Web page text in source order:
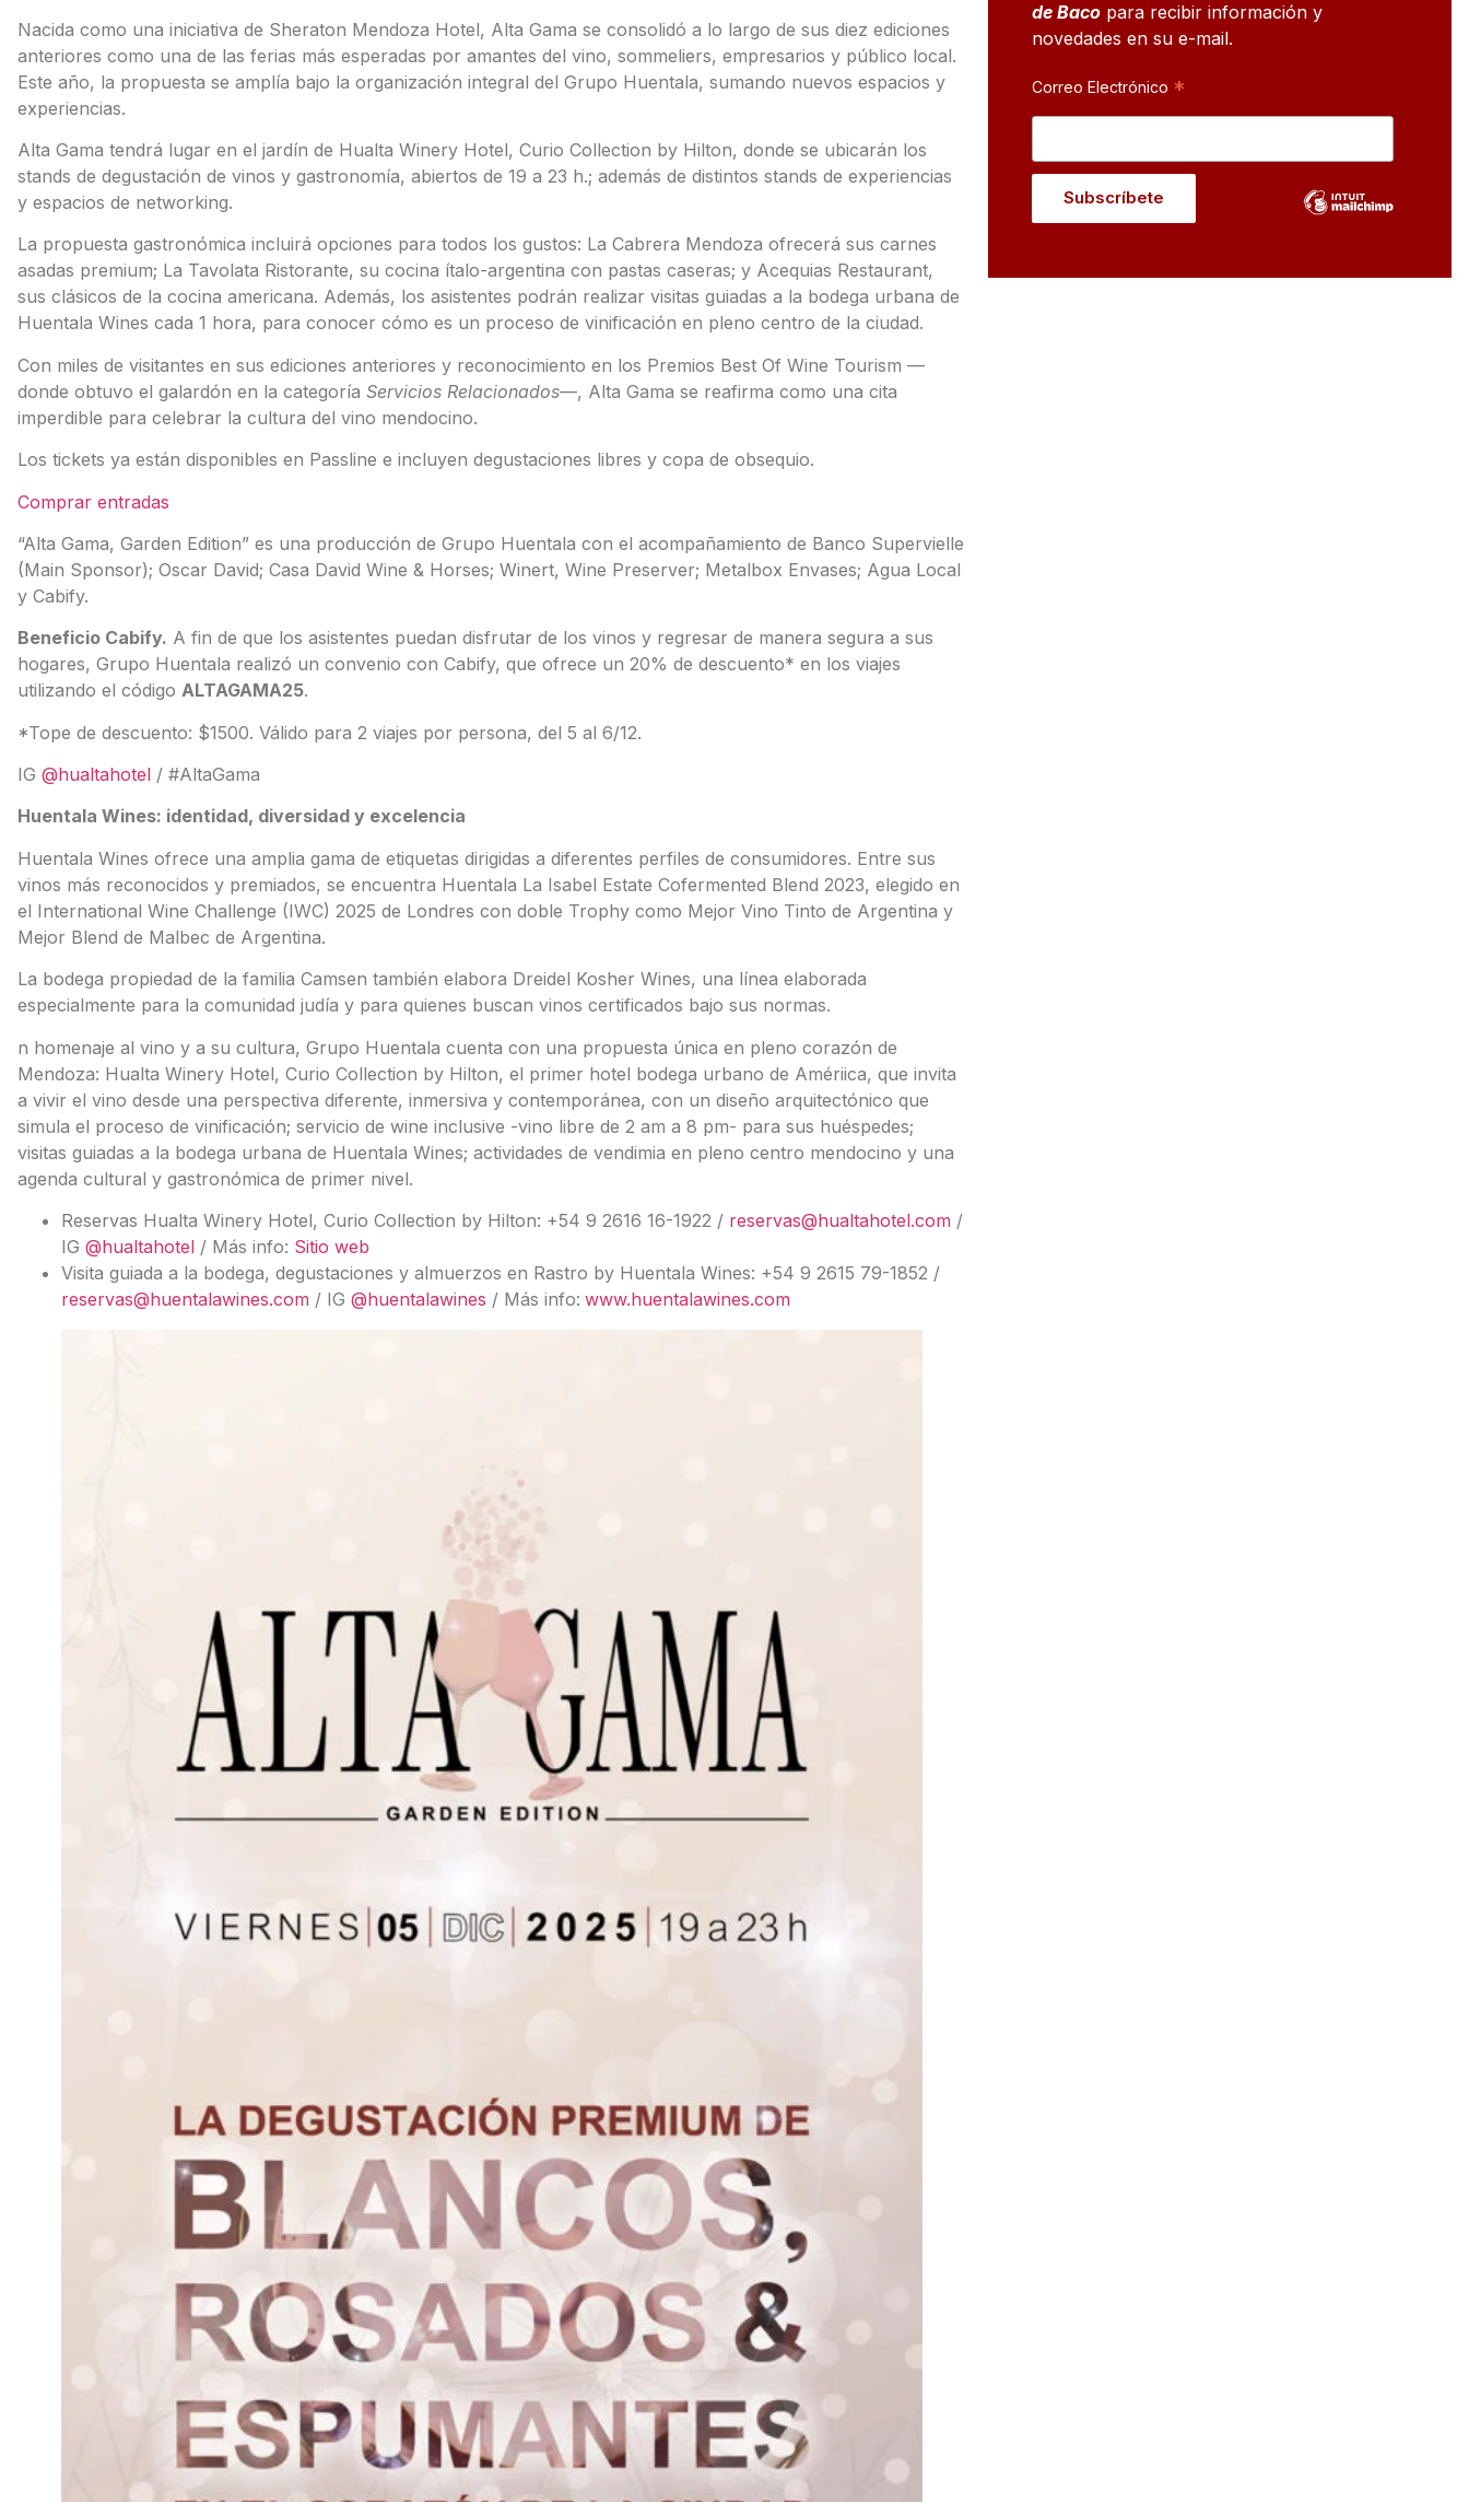
Nacida como una iniciativa de Sheraton Mendoza Hotel, Alta Gama se consolidó a lo largo de sus diez ediciones
anteriores como una de las ferias más esperadas por amantes del vino, sommeliers, empresarios y público local.
Este año, la propuesta se amplía bajo la organización integral del Grupo Huentala, sumando nuevos espacios y
experiencias.
Alta Gama tendrá lugar en el jardín de Hualta Winery Hotel, Curio Collection by Hilton, donde se ubicarán los
stands de degustación de vinos y gastronomía, abiertos de 19 a 23 h.; además de distintos stands de experiencias
y espacios de networking.
La propuesta gastronómica incluirá opciones para todos los gustos: La Cabrera Mendoza ofrecerá sus carnes
asadas premium; La Tavolata Ristorante, su cocina ítalo-argentina con pastas caseras; y Acequias Restaurant,
sus clásicos de la cocina americana. Además, los asistentes podrán realizar visitas guiadas a la bodega urbana de
Huentala Wines cada 1 hora, para conocer cómo es un proceso de vinificación en pleno centro de la ciudad.
Con miles de visitantes en sus ediciones anteriores y reconocimiento en los Premios Best Of Wine Tourism —
donde obtuvo el galardón en la categoría Servicios Relacionados—, Alta Gama se reafirma como una cita
imperdible para celebrar la cultura del vino mendocino.
Los tickets ya están disponibles en Passline e incluyen degustaciones libres y copa de obsequio.
Comprar entradas
“Alta Gama, Garden Edition” es una producción de Grupo Huentala con el acompañamiento de Banco Supervielle
(Main Sponsor); Oscar David; Casa David Wine & Horses; Winert, Wine Preserver; Metalbox Envases; Agua Local
y Cabify.
Beneficio Cabify. A fin de que los asistentes puedan disfrutar de los vinos y regresar de manera segura a sus
hogares, Grupo Huentala realizó un convenio con Cabify, que ofrece un 20% de descuento* en los viajes
utilizando el código ALTAGAMA25.
*Tope de descuento: $1500. Válido para 2 viajes por persona, del 5 al 6/12.
IG @hualtahotel/ #AltaGama
Huentala Wines: identidad, diversidad y excelencia
Huentala Wines ofrece una amplia gama de etiquetas dirigidas a diferentes perfiles de consumidores. Entre sus
vinos más reconocidos y premiados, se encuentra Huentala La Isabel Estate Cofermented Blend 2023, elegido en
el International Wine Challenge (IWC) 2025 de Londres con doble Trophy como Mejor Vino Tinto de Argentina y
Mejor Blend de Malbec de Argentina.
La bodega propiedad de la familia Camsen también elabora Dreidel Kosher Wines, una línea elaborada
especialmente para la comunidad judía y para quienes buscan vinos certificados bajo sus normas.
n homenaje al vino y a su cultura, Grupo Huentala cuenta con una propuesta única en pleno corazón de
Mendoza: Hualta Winery Hotel, Curio Collection by Hilton, el primer hotel bodega urbano de Amériica, que invita
a vivir el vino desde una perspectiva diferente, inmersiva y contemporánea, con un diseño arquitectónico que
simula el proceso de vinificación; servicio de wine inclusive -vino libre de 2 am a 8 pm- para sus huéspedes;
visitas guiadas a la bodega urbana de Huentala Wines; actividades de vendimia en pleno centro mendocino y una
agenda cultural y gastronómica de primer nivel.
Reservas Hualta Winery Hotel, Curio Collection by Hilton: +54 9 2616 16-1922 / reservas@hualtahotel.com /
IG @hualtahotel/ Más info: Sitio web
Visita guiada a la bodega, degustaciones y almuerzos en Rastro by Huentala Wines: +54 9 2615 79-1852 /
reservas@huentalawines.com / IG @huentalawines / Más info: www.huentalawines.com
de Baco para recibir información y
novedades en su e-mail.
Correo Electrónico *